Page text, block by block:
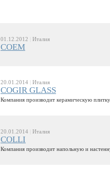
01.12.2012 Италия
COEM
20.01.2014 Италия
COGIR GLASS
Компания производит керамическую плитку.
20.01.2014 Италия
COLLI
Компания производит напольную и